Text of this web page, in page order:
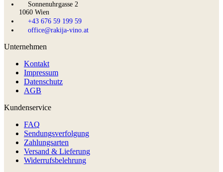
Sonnenuhrgasse 2
1060 Wien
+43 676 59 199 59
office@rakija-vino.at
Unternehmen
Kontakt
Impressum
Datenschutz
AGB
Kundenservice
FAQ
Sendungsverfolgung
Zahlungsarten
Versand & Lieferung
Widerrufsbelehrung